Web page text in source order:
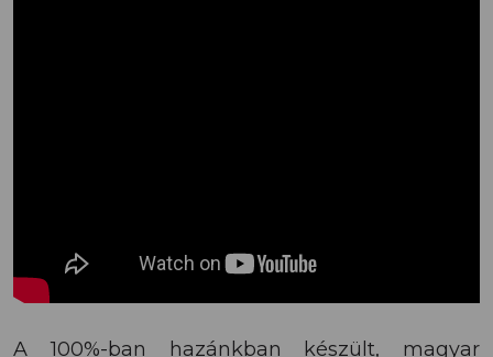
A 100%-ban hazánkban készült, magyar